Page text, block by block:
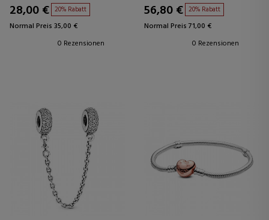
28,00 € 20% Rabatt
Normal Preis 35,00 €
0 Rezensionen
56,80 € 20% Rabatt
Normal Preis 71,00 €
0 Rezensionen